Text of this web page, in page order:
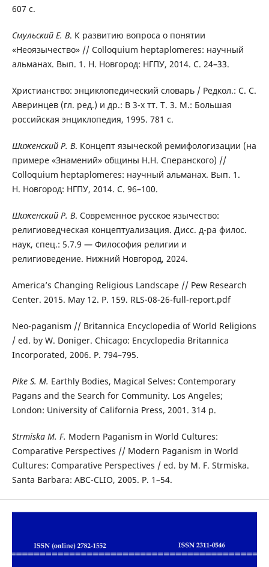
607 с.
Смульский Е. В. К развитию вопроса о понятии
«Неоязычество» // Colloquium heptaplomeres: научный
альманах. Вып. 1. Н. Новгород: НГПУ, 2014. C. 24–33.
Христианство: энциклопедический словарь / Редкол.: С. С.
Аверинцев (гл. ред.) и др.: В 3-х тт. Т. 3. М.: Большая
российская энциклопедия, 1995. 781 с.
Шиженский Р. В. Концепт языческой ремифологизации (на
примере «Знамений» общины Н.Н. Сперанского) //
Colloquium heptaplomeres: научный альманах. Вып. 1.
Н. Новгород: НГПУ, 2014. С. 96–100.
Шиженский Р. В. Современное русское язычество:
религиоведческая концептуализация. Дисс. д-ра филос.
наук, спец.: 5.7.9 — Философия религии и
религиоведение. Нижний Новгород, 2024.
America’s Changing Religious Landscape // Pew Research
Center. 2015. May 12. P. 159. RLS-08-26-full-report.pdf
Neo-paganism // Britannica Encyclopedia of World Religions
/ ed. by W. Doniger. Chicago: Encyclopedia Britannica
Incorporated, 2006. P. 794–795.
Pike S. M. Earthly Bodies, Magical Selves: Contemporary
Pagans and the Search for Community. Los Angeles;
London: University of California Press, 2001. 314 p.
Strmiska M. F. Modern Paganism in World Cultures:
Comparative Perspectives // Modern Paganism in World
Cultures: Comparative Perspectives / ed. by M. F. Strmiska.
Santa Barbara: ABC-CLIO, 2005. P. 1–54.